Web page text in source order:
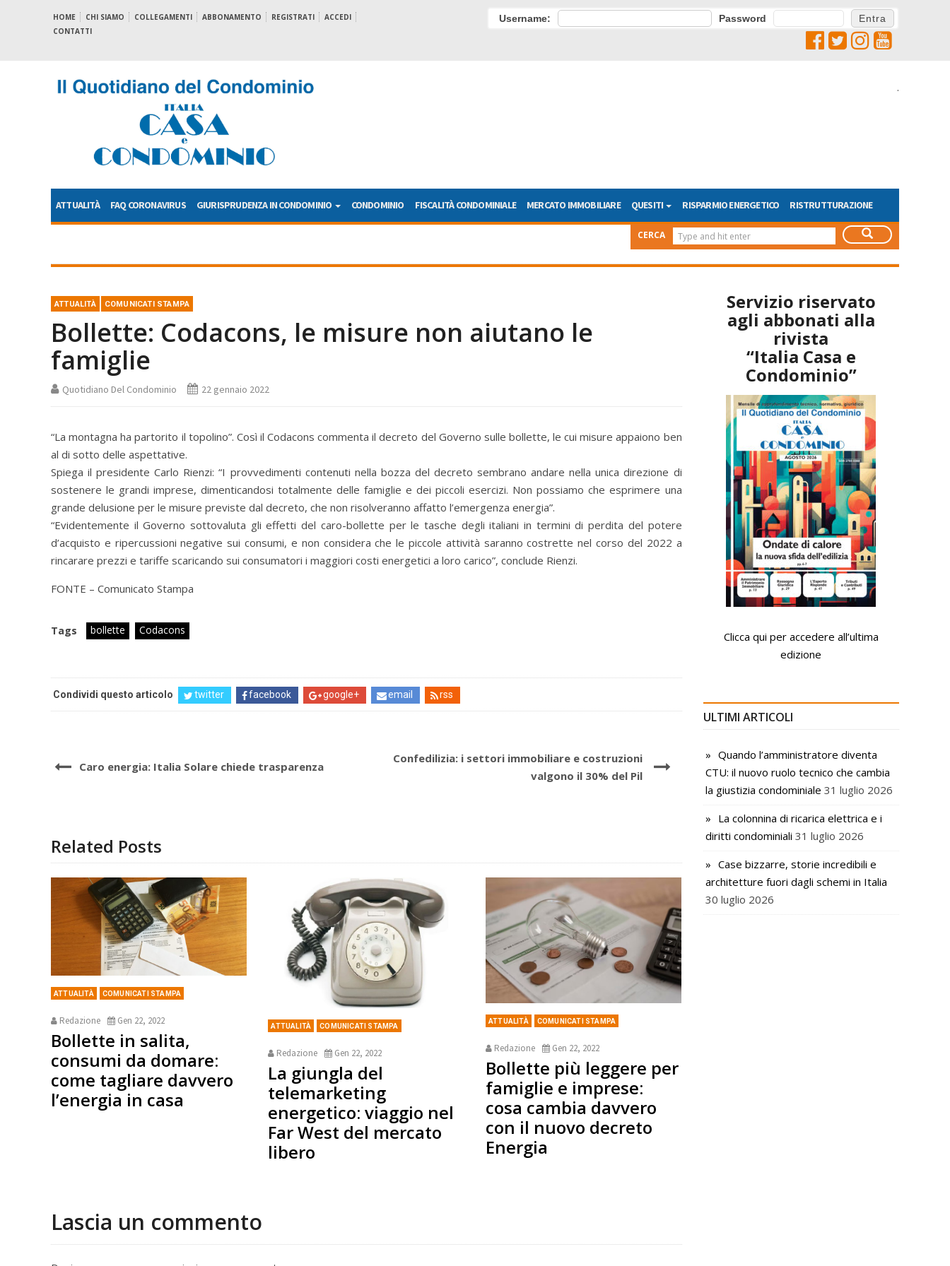
HOME CHI SIAMO COLLEGAMENTI ABBONAMENTO REGISTRATI
ACCEDI
CONTATTI
Username: Password
.
ATTUALITÀ FAQ CORONAVIRUS GIURISPRUDENZA IN CONDOMINIO CONDOMINIO FISCALITÀ CONDOMINIALE MERCATO IMMOBILIARE QUESITI RISPARMIO ENERGETICO RISTRUTTURAZIONE
CERCA
ATTUALITÀ COMUNICATI STAMPA
Bollette: Codacons, le misure non aiutano le
famiglie
Quotidiano Del Condominio 22 gennaio 2022
“La montagna ha partorito il topolino”. Così il Codacons commenta il decreto del Governo sulle bollette, le cui misure appaiono ben
al di sotto delle aspettative.
Spiega il presidente Carlo Rienzi: “I provvedimenti contenuti nella bozza del decreto sembrano andare nella unica direzione di
sostenere le grandi imprese, dimenticandosi totalmente delle famiglie e dei piccoli esercizi. Non possiamo che esprimere una
grande delusione per le misure previste dal decreto, che non risolveranno affatto l’emergenza energia”.
“Evidentemente il Governo sottovaluta gli effetti del caro-bollette per le tasche degli italiani in termini di perdita del potere
d’acquisto e ripercussioni negative sui consumi, e non considera che le piccole attività saranno costrette nel corso del 2022 a
rincarare prezzi e tariffe scaricando sui consumatori i maggiori costi energetici a loro carico”, conclude Rienzi.
FONTE – Comunicato Stampa
Tags bollette Codacons
Condividi questo articolo twitter facebook google+ email rss
Caro energia: Italia Solare chiede trasparenza
Confedilizia: i settori immobiliare e costruzioni
valgono il 30% del Pil
Related Posts
ATTUALITÀ COMUNICATI STAMPA
Redazione Gen 22, 2022
Bollette in salita,
consumi da domare:
come tagliare davvero
l’energia in casa
ATTUALITÀ COMUNICATI STAMPA
Redazione Gen 22, 2022
La giungla del
telemarketing
energetico: viaggio nel
Far West del mercato
libero
ATTUALITÀ COMUNICATI STAMPA
Redazione Gen 22, 2022
Bollette più leggere per
famiglie e imprese:
cosa cambia davvero
con il nuovo decreto
Energia
Lascia un commento
Servizio riservato
agli abbonati alla
rivista
“Italia Casa e
Condominio”
Clicca qui per accedere all’ultima
edizione
ULTIMI ARTICOLI
Quando l’amministratore diventa
CTU: il nuovo ruolo tecnico che cambia
la giustizia condominiale 31 luglio 2026
La colonnina di ricarica elettrica e i
diritti condominiali 31 luglio 2026
Case bizzarre, storie incredibili e
architetture fuori dagli schemi in Italia
30 luglio 2026